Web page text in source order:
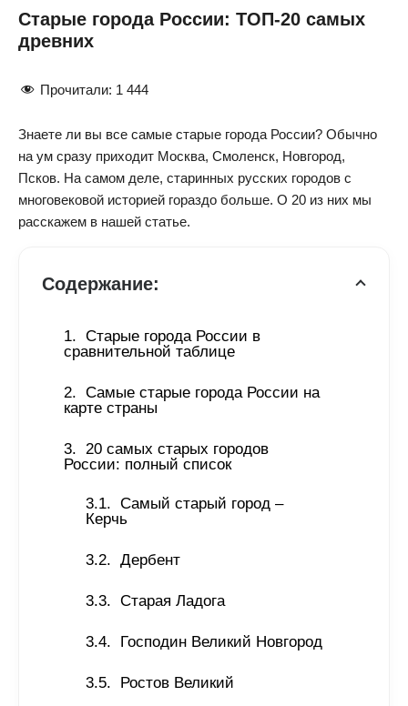
Старые города России: ТОП-20 самых
древних
Прочитали: 1 444
Знаете ли вы все самые старые города России? Обычно
на ум сразу приходит Москва, Смоленск, Новгород,
Псков. На самом деле, старинных русских городов с
многовековой историей гораздо больше. О 20 из них мы
расскажем в нашей статье.
Содержание:
Старые города России в
сравнительной таблице
Самые старые города России на
карте страны
20 самых старых городов
России: полный список
Самый старый город –
Керчь
Дербент
Старая Ладога
Господин Великий Новгород
Ростов Великий